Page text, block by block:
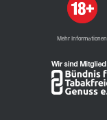
Mehr Informationen